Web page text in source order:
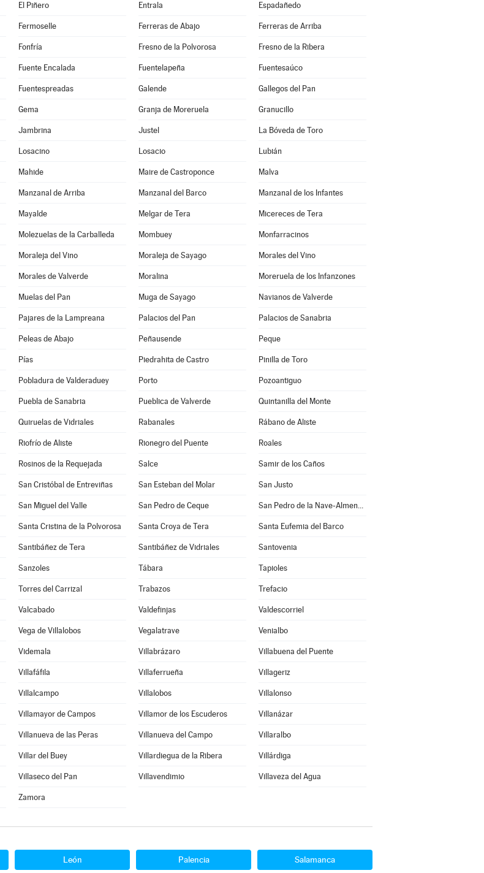
El Piñero Entrala Espadañedo
Fermoselle Ferreras de Abajo Ferreras de Arriba
Fonfría Fresno de la Polvorosa Fresno de la Ribera
Fuente Encalada Fuentelapeña Fuentesaúco
Fuentespreadas Galende Gallegos del Pan
Gema Granja de Moreruela Granucillo
Jambrina Justel La Bóveda de Toro
Losacino Losacio Lubián
Mahide Maire de Castroponce Malva
Manzanal de Arriba Manzanal del Barco Manzanal de los Infantes
Mayalde Melgar de Tera Micereces de Tera
Molezuelas de la Carballeda Mombuey Monfarracinos
Moraleja del Vino Moraleja de Sayago Morales del Vino
Morales de Valverde Moralina Moreruela de los Infanzones
Muelas del Pan Muga de Sayago Navianos de Valverde
Pajares de la Lampreana Palacios del Pan Palacios de Sanabria
Peleas de Abajo Peñausende Peque
Pías Piedrahita de Castro Pinilla de Toro
Pobladura de Valderaduey Porto Pozoantiguo
Puebla de Sanabria Pueblica de Valverde Quintanilla del Monte
Quiruelas de Vidriales Rabanales Rábano de Aliste
Riofrío de Aliste Rionegro del Puente Roales
Rosinos de la Requejada Salce Samir de los Caños
San Cristóbal de Entreviñas San Esteban del Molar San Justo
San Miguel del Valle San Pedro de Ceque San Pedro de la Nave-Almendra
Santa Cristina de la Polvorosa Santa Croya de Tera Santa Eufemia del Barco
Santibáñez de Tera Santibáñez de Vidriales Santovenia
Sanzoles Tábara Tapioles
Torres del Carrizal Trabazos Trefacio
Valcabado Valdefinjas Valdescorriel
Vega de Villalobos Vegalatrave Venialbo
Videmala Villabrázaro Villabuena del Puente
Villafáfila Villaferrueña Villageriz
Villalcampo Villalobos Villalonso
Villamayor de Campos Villamor de los Escuderos Villanázar
Villanueva de las Peras Villanueva del Campo Villaralbo
Villar del Buey Villardiegua de la Ribera Villárdiga
Villaseco del Pan Villavendimio Villaveza del Agua
Zamora
León Palencia Salamanca